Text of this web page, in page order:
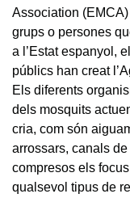
Association
grups o persones
a l’Estat espanyol,
públics han creat
Els diferents
dels mosquits
cria, com són
arrossars, canals
compresos els
qualsevol tipus de